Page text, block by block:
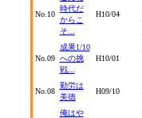
No.10
時代だ
からこ
そ...
H10/04
No.09
成果1/10
への挑
戦...
H10/01
No.08
勤労は
美徳
H09/10
俺はや